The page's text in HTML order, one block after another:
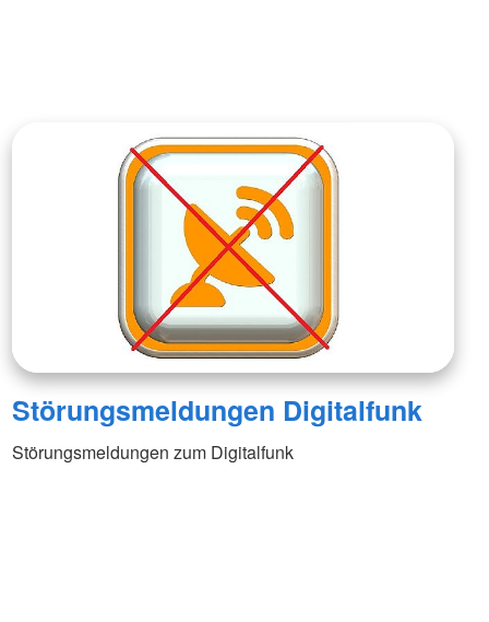
Störungsmeldungen Digitalfunk
Störungsmeldungen zum Digitalfunk